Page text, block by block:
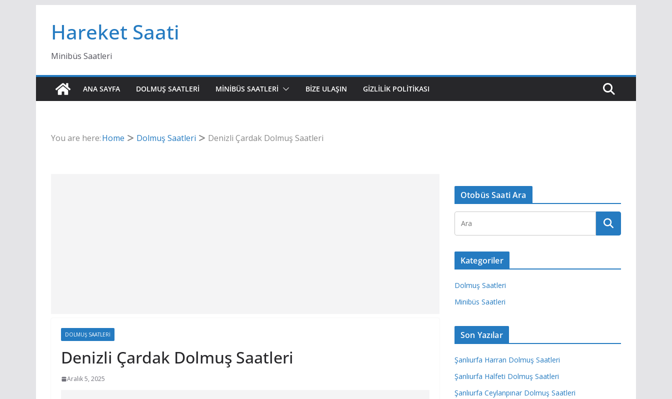
contentHareket Saati
Minibüs Saatleri
ANA SAYFA DOLMUŞ SAATLERI MINIBÜS SAATLERI BIZE ULAŞIN GIZLILIK POLITIKASI
You are here:Home Dolmuş Saatleri Denizli Çardak Dolmuş Saatleri
DOLMUŞ SAATLERI
Denizli Çardak Dolmuş Saatleri
Aralık 5, 2025
Otobüs Saati Ara
Kategoriler
Dolmuş Saatleri
Minibüs Saatleri
Son Yazılar
Şanlıurfa Harran Dolmuş Saatleri
Şanlıurfa Halfeti Dolmuş Saatleri
Şanlıurfa Ceylanpınar Dolmuş Saatleri